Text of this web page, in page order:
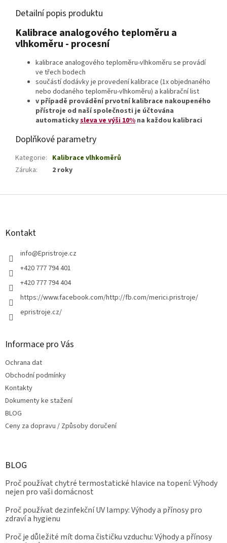
Detailní popis produktu
Kalibrace analogového teploměru a
vlhkoměru - procesní
kalibrace analogového teploměru-vlhkoměru se provádí
ve třech bodech
součástí dodávky je provedení kalibrace (1x objednaného
nebo dodaného teploměru-vlhkoměru) a kalibrační list
v případě provádění prvotní kalibrace nakoupeného
přístroje od naší společnosti je účtována
automatickysleva ve výši 10% na každou kalibraci
Doplňkové parametry
Kategorie: Kalibrace vlhkoměrů
Záruka: 2 roky
Z
Kontakt
info@Epristroje.cz
+420 777 794 401
+420 777 794 404
https://www.facebook.com/http://fb.com/merici.pristroje/
epristroje.cz/
Informace pro Vás
Ochrana dat
Obchodní podmínky
Kontakty
Dokumenty ke stažení
BLOG
Ceny za dopravu / Způsoby doručení
BLOG
Proč používat chytré termostatické hlavice na topení: Výhody
nejen pro vaši domácnost
Proč používat dezinfekční UV lampy: Výhody a přínosy pro
zdraví a hygienu
Proč je důležité mít doma čističku vzduchu: Výhody a přínosy